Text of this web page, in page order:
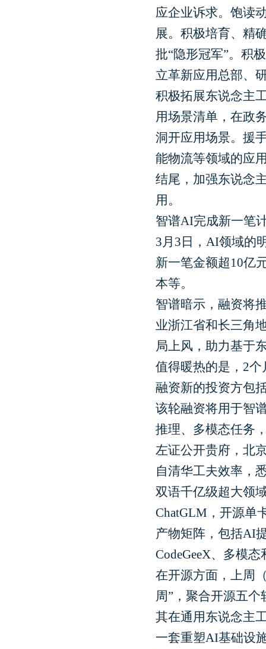
应企业诉求。饱读
展。积极培育、精
批“隐形冠军”。积
立革新应用总部、
积极拓展东说念主
用场景清单，在政
洞开应用场景。援
能物流等领域的应
结尾，加强东说念
用。
智谱AI完成新一笔
3月3日，AI领域的
新一笔金额超10亿
本等。
智谱暗示，融资将
业浙江省和长三角
局上风，助力基于
值得暖热的是，2
融资新的投资方包
该轮融资将用于智
推理、多模态任务
左证公开贵府，北
自清华工夫效率，
双语千亿级超大领
ChatGLM，开源单
产物矩阵，包括AI
CodeGeeX、多模
在开源方面，上周
周”，聚合开源五
其在通用东说念主
一套重塑AI基础设